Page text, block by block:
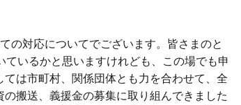
の対応についてでございます。皆さまのと
いるかと思いますけれども、この場でも申
は市町村、関係団体とも力を合わせて、全
搬送、義援金の募集に取り組んできました